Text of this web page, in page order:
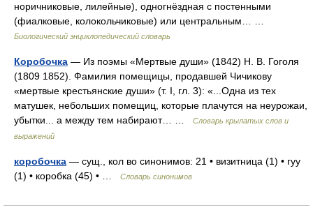
норичниковые, лилейные), одногнёздная с постенными
(фиалковые, колокольчиковые) или центральным… …
Биологический энциклопедический словарь
Коробочка — Из поэмы «Мертвые души» (1842) Н. В. Гоголя
(1809 1852). Фамилия помещицы, продавшей Чичикову
«мертвые крестьянские души» (т. I, гл. 3): «...Одна из тех
матушек, небольших помещиц, которые плачутся на неурожаи,
убытки... а между тем набирают… …
Словарь крылатых слов и
выражений
коробочка — сущ., кол во синонимов: 21 • визитница (1) • гуу
(1) • коробка (45) • …
Словарь синонимов